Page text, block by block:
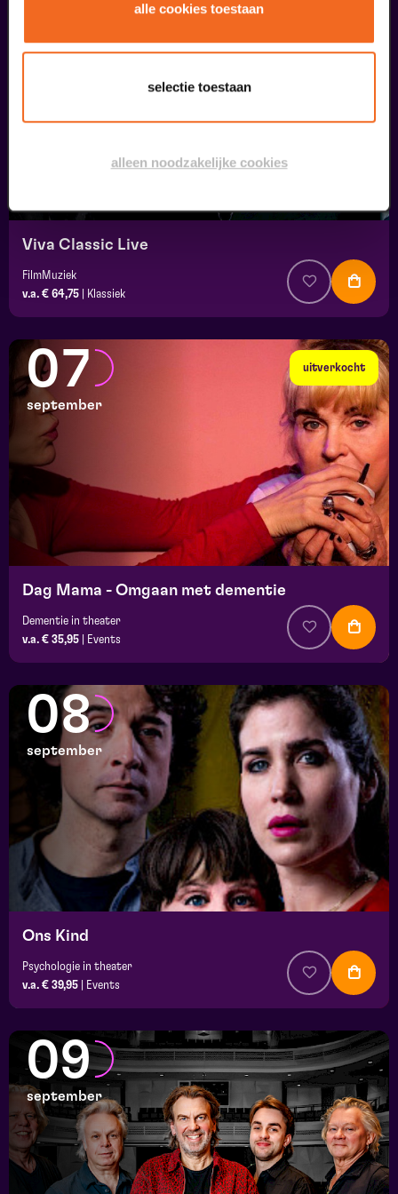
alle cookies toestaan
selectie toestaan
alleen noodzakelijke cookies
Viva Classic Live
FilmMuziek
v.a. € 64,75
Klassiek
uitverkocht
07
september
Dag Mama - Omgaan met dementie
Dementie in theater
v.a. € 35,95
Events
08
september
Ons Kind
Psychologie in theater
v.a. € 39,95
Events
09
september